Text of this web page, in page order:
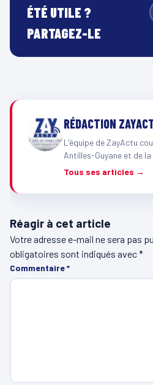
ÉTÉ UTILE ?
PARTAGEZ-LE
RÉDACTION
L'équipe de ZayActu
Antilles-Guyane et de
Tous ses articles →
Réagir à cet article
Votre adresse e-mail ne sera pas
obligatoires sont indiqués avec*
Commentaire*